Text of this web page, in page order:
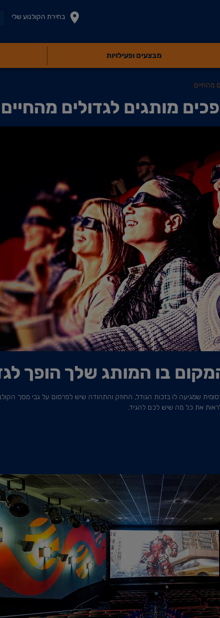
בחירת הקולנוע שלי
מבצעים ופעילויות
מהחיים
מותגים לגדולים מהחיים
בו המותג שלך הופך
שמגיעה לו בזכות הגודל, החוזק והתהודה שיש לפרסום על גבי מסך
את כל מה שיש לכם להגיד.